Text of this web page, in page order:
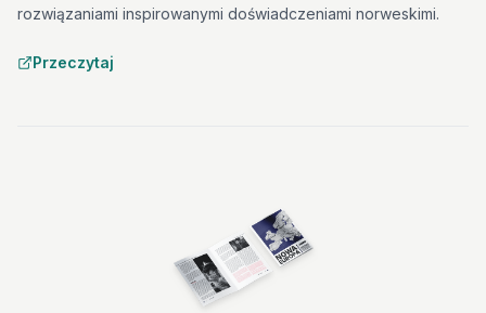
rozwiązaniami inspirowanymi doświadczeniami norweskimi.
Przeczytaj